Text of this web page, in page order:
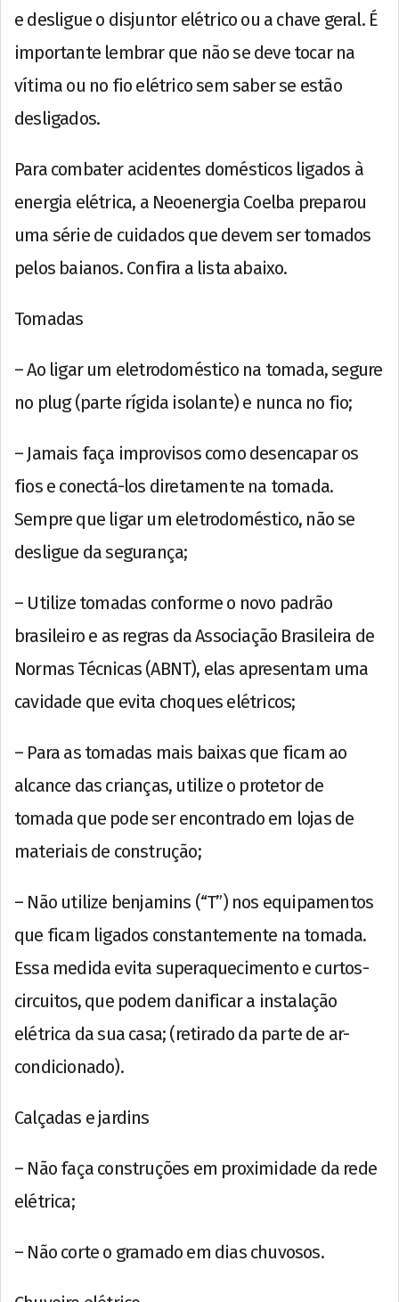
e desligue o disjuntor elétrico ou a chave geral. É
importante lembrar que não se deve tocar na
vítima ou no fio elétrico sem saber se estão
desligados.
Para combater acidentes domésticos ligados à
energia elétrica, a Neoenergia Coelba preparou
uma série de cuidados que devem ser tomados
pelos baianos. Confira a lista abaixo.
Tomadas
– Ao ligar um eletrodoméstico na tomada, segure
no plug (parte rígida isolante) e nunca no fio;
– Jamais faça improvisos como desencapar os
fios e conectá-los diretamente na tomada.
Sempre que ligar um eletrodoméstico, não se
desligue da segurança;
– Utilize tomadas conforme o novo padrão
brasileiro e as regras da Associação Brasileira de
Normas Técnicas (ABNT), elas apresentam uma
cavidade que evita choques elétricos;
– Para as tomadas mais baixas que ficam ao
alcance das crianças, utilize o protetor de
tomada que pode ser encontrado em lojas de
materiais de construção;
– Não utilize benjamins (“T”) nos equipamentos
que ficam ligados constantemente na tomada.
Essa medida evita superaquecimento e curtos-
circuitos, que podem danificar a instalação
elétrica da sua casa; (retirado da parte de ar-
condicionado).
Calçadas e jardins
– Não faça construções em proximidade da rede
elétrica;
– Não corte o gramado em dias chuvosos.